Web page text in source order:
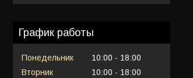
График работы
Понедельник 10:00
18:00
Вторник
10:00
18:00